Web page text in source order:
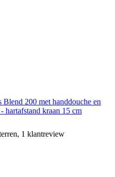
Blend 200 met handdouche en
hartafstand kraan 15 cm
1 klantreview